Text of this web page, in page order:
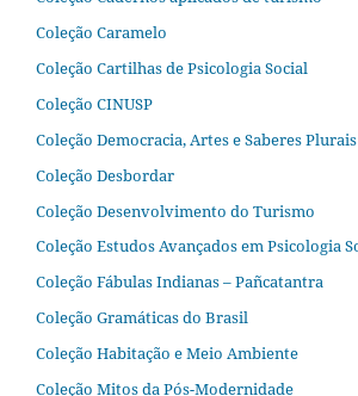
Coleção Caramelo
Coleção Cartilhas de Psicologia Social
Coleção CINUSP
Coleção Democracia, Artes e Saberes Plurais
Coleção Desbordar
Coleção Desenvolvimento do Turismo
Coleção Estudos Avançados em Psicologia
Coleção Fábulas Indianas – Pañcatantra
Coleção Gramáticas do Brasil
Coleção Habitação e Meio Ambiente
Coleção Mitos da Pós-Modernidade